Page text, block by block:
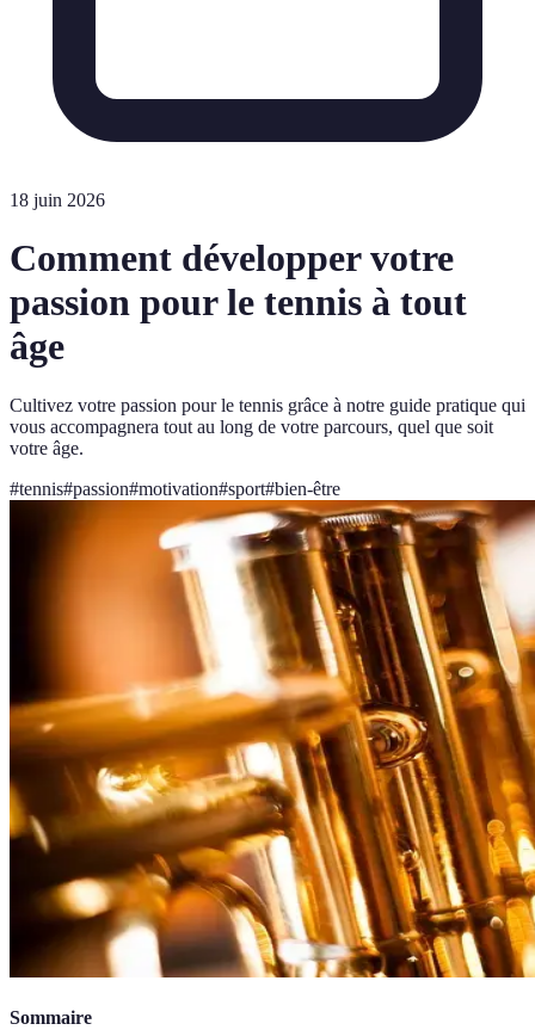
18 juin 2026
Comment développer votre
passion pour le tennis à tout
âge
Cultivez votre passion pour le tennis grâce à notre guide pratique qui
vous accompagnera tout au long de votre parcours, quel que soit
votre âge.
#tennis#passion#motivation#sport#bien-être
Sommaire